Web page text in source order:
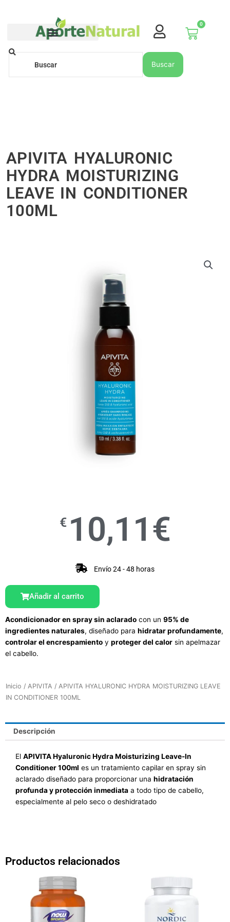
0
Carrito
Buscar
Buscar
APIVITA HYALURONIC
HYDRA MOISTURIZING
LEAVE IN CONDITIONER
100ML
€ 10,11€
Envío 24 - 48 horas
Añadir al carrito
Acondicionador en spray sin aclarado con un 95% de
ingredientes naturales, diseñado para hidratar profundamente,
controlar el encrespamiento y proteger del calor sin apelmazar
el cabello.
Inicio / APIVITA / APIVITA HYALURONIC HYDRA MOISTURIZING LEAVE
IN CONDITIONER 100ML
Descripción
El APIVITA Hyaluronic Hydra Moisturizing Leave-In
Conditioner 100ml es un tratamiento capilar en spray sin
aclarado diseñado para proporcionar una hidratación
profunda y protección inmediata a todo tipo de cabello,
especialmente al pelo seco o deshidratado
Productos relacionados